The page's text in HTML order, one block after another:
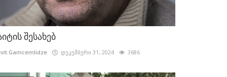
შესახებ
დეკემბერი 31, 2024 3686